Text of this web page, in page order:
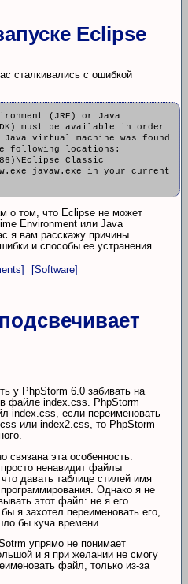
Eclipse
сталкивались с ошибкой
(JRE) or Java
must be available in order
virtual machine was found
following locations:
Classic
javaw.exe in your current
о том, что Eclipse не может
Environment или Java
я вам расскажу причины
и способы ее устранения.
[Software]
у PhpStorm 6.0 забивать на
в файле index.css. PhpStorm
index.css, если переименовать
или index2.css, то PhpStorm
эта особенность.
ненавидит файлы
давать таблице стилей имя
Однако я не
этот файл: не я его
я захотел переименовать его,
бы куча времени.
упрямо не понимает
и я при желании не смогу
файл, только из-за